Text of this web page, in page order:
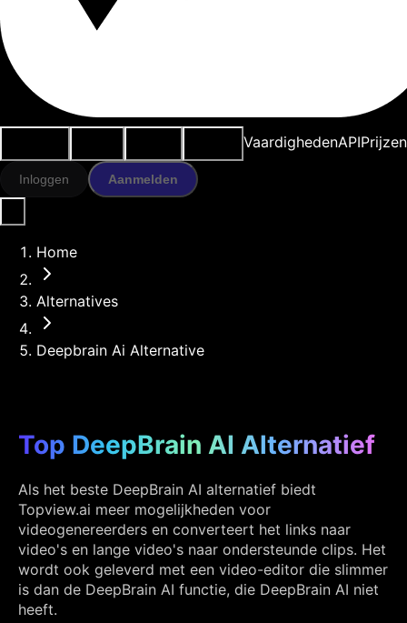
VaardighedenAPIPrijzen
Inloggen Aanmelden
Home
Alternatives
Deepbrain Ai Alternative
Top DeepBrain AI Alternatief
Als het beste DeepBrain AI alternatief biedt
Topview.ai meer mogelijkheden voor
videogenereerders en converteert het links naar
video's en lange video's naar ondersteunde clips. Het
wordt ook geleverd met een video-editor die slimmer
is dan de DeepBrain AI functie, die DeepBrain AI niet
heeft.